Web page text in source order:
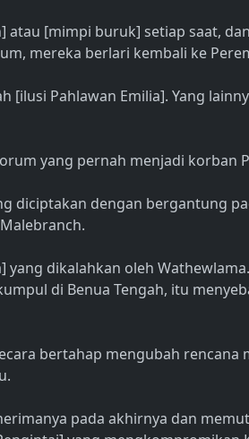
atau [mimpi buruk] setiap saat,
mereka berlari kembali ke
[ilusi Pahlawan Emilia]. Yang
yang pernah menjadi korban
diciptakan dengan bergantung
dikalahkan oleh
di Benua Tengah, itu
bertahap mengubah rencana
pada akhirnya dan